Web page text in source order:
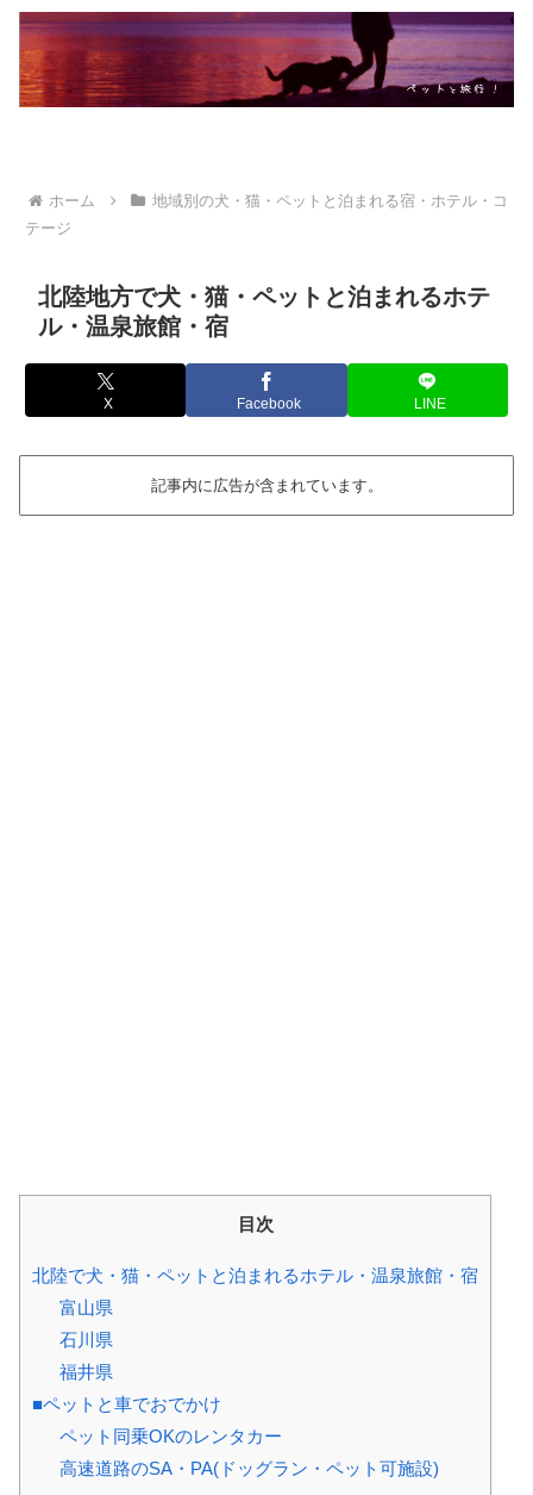
ホーム
地域別の犬・猫・ペットと泊まれる宿・ホテル・コ
テージ
北陸地方で犬・猫・ペットと泊まれるホテ
ル・温泉旅館・宿
X Facebook LINE
記事内に広告が含まれています。
目次
北陸で犬・猫・ペットと泊まれるホテル・温泉旅館・宿
富山県
石川県
福井県
■ペットと車でおでかけ
ペット同乗OKのレンタカー
高速道路のSA・PA(ドッグラン・ペット可施設)